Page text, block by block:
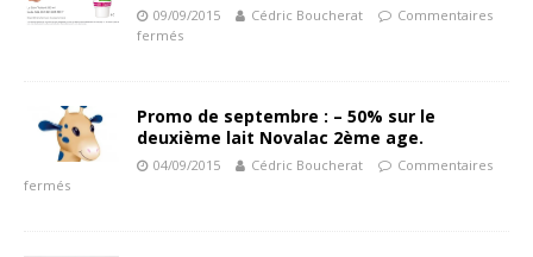
09/09/2015 Cédric Boucherat
Commentaires
fermés
Promo de septembre : – 50% sur le
deuxième lait Novalac 2ème age.
04/09/2015 Cédric Boucherat
Commentaires
fermés